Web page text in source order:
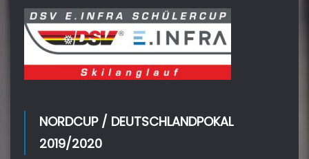
NORDCUP / DEUTSCHLANDPOKAL
2019/2020